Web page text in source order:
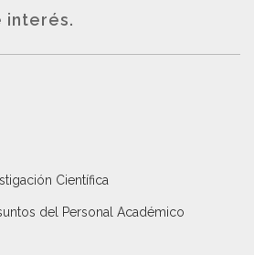
interés.
Científica
del Personal Académico